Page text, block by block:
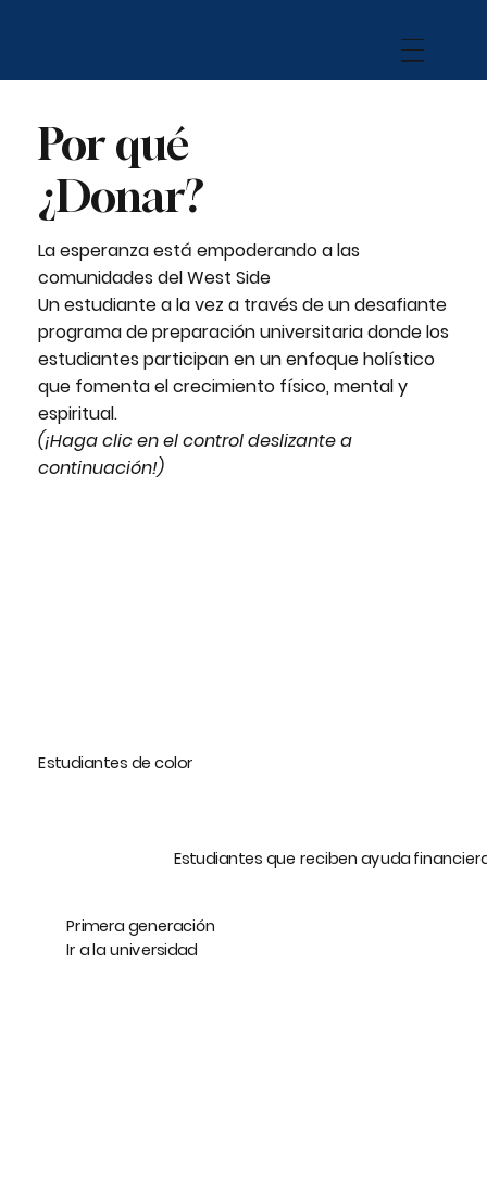
Por qué
¿Donar?
La esperanza está empoderando a las
comunidades del West Side
Un estudiante a la vez a través de un desafiante
programa de preparación universitaria donde los
estudiantes participan en un enfoque holístico
que fomenta el crecimiento físico, mental y
espiritual.
(¡Haga clic en el control deslizante a
continuación!)
Estudiantes de color
Estudiantes que reciben ayuda
Primera generación
Ir a la universidad